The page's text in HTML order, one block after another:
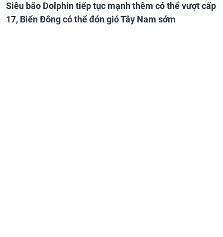
Siêu bão Dolphin tiếp tục mạnh thêm có thể vượt cấp
17, Biển Đông có thể đón gió Tây Nam sớm